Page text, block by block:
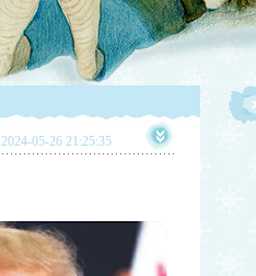
2024-05-26 21:25:35